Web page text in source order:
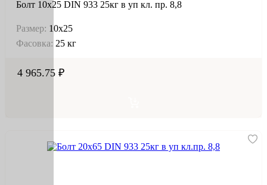
Болт 10х25 DIN 933 25кг в уп кл. пр. 8,8
Размер: 10х25
Фасовка: 25 кг
4 965.75 ₽